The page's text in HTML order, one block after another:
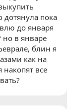
дотянула пока
до января
но в январе
блин я
как на
накопят все